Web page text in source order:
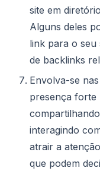
site em
Alguns deles
link para o seu
de backlinks
Envolva-se
presença forte
interagindo
atrair a
que podem